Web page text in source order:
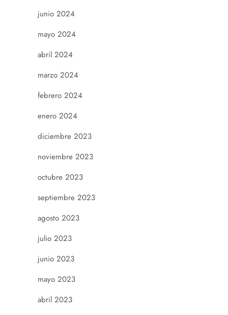
junio 2024
mayo 2024
abril 2024
marzo 2024
febrero 2024
enero 2024
diciembre 2023
noviembre 2023
octubre 2023
septiembre 2023
agosto 2023
julio 2023
junio 2023
mayo 2023
abril 2023